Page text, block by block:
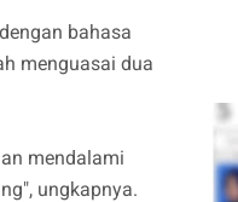
bahasa
menguasai dua
mendalami
ungkapnya.